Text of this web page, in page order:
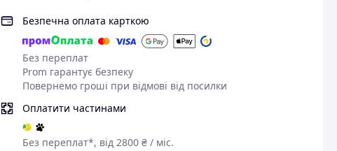
Безпечна оплата карткою
Без переплат
Prom гарантує безпеку
Повернемо гроші при відмові від посилки
Оплатити частинами
Без переплат*, від 2800 ₴ / міс.